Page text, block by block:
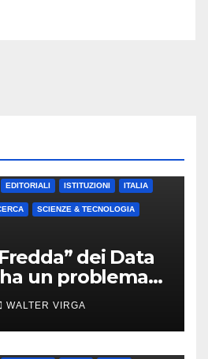
EDITORIALI ISTITUZIONI ITALIA
SCIENZE & TECNOLOGIA
dei Data
ha un problema
di idraulica)
WALTER VIRGA